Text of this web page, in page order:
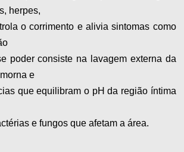
herpes,
o corrimento e alivia sintomas como
poder consiste na lavagem externa da
e
que equilibram o pH da região íntima
e fungos que afetam a área.